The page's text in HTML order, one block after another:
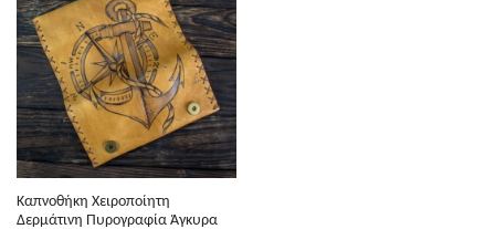
Καπνοθήκη Χειροποίητη
Δερμάτινη Πυρογραφία Άγκυρα